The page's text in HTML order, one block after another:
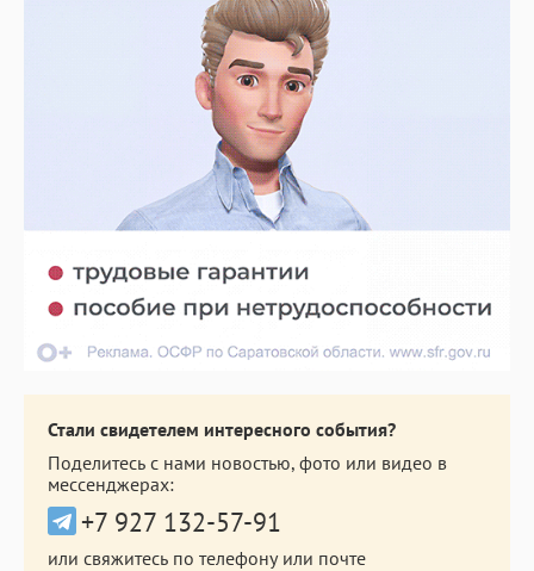
Стали свидетелем интересного события?
Поделитесь с нами новостью, фото или видео в
мессенджерах:
+7 927 132-57-91
или свяжитесь по телефону или почте